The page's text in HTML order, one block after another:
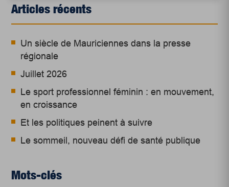
Articles récents
Un siècle de Mauriciennes dans la presse
régionale
Juillet 2026
Le sport professionnel féminin : en mouvement,
en croissance
Et les politiques peinent à suivre
Le sommeil, nouveau défi de santé publique
Mots-clés